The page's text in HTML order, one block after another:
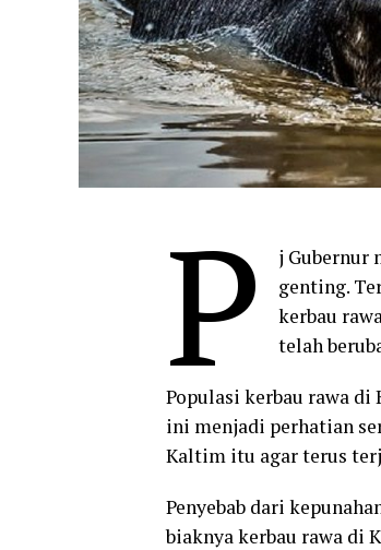
P j Gubernur
genting.
kerbau
telah
Populasi kerbau rawa di
ini menjadi perhatian
Kaltim itu agar terus
Penyebab dari
biaknya kerbau rawa di